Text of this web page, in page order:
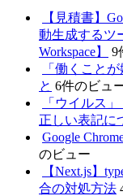
【見積書】
動生成するツ
Workspace】
9
「働くこと
と 6件のビュ
「ウイルス
正しい表記に
Google
のビュー
【Next.js】
合の対処方法